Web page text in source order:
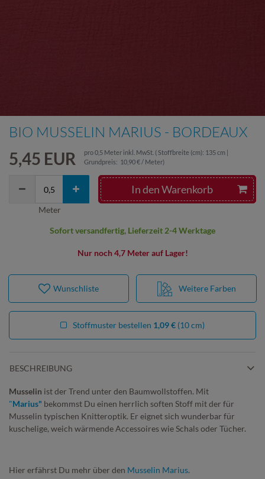
BIO MUSSELIN MARIUS - BORDEAUX
5,45 EUR pro0,5 Meter inkl. MwSt. ( Stoffbreite (cm): 135 cm |
Grundpreis: 10,90 € / Meter)
Nur noch 4,7 Meter auf Lager!
In den Warenkorb
Meter
Sofort versandfertig, Lieferzeit 2-4 Werktage
Weitere Farben
Wunschliste
Stoffmuster bestellen 1,09 € (10 cm)
BESCHREIBUNG
Musselin ist der Trend unter den Baumwollstoffen. Mit
"Marius" bekommst Du einen herrlich soften Stoff mit der für
Musselin typischen Knitteroptik. Er eignet sich wunderbar für
kuschelige, weich wärmende Accessoires wie Schals oder Tücher.
Hier erfährst Du mehr über den Musselin Marius.